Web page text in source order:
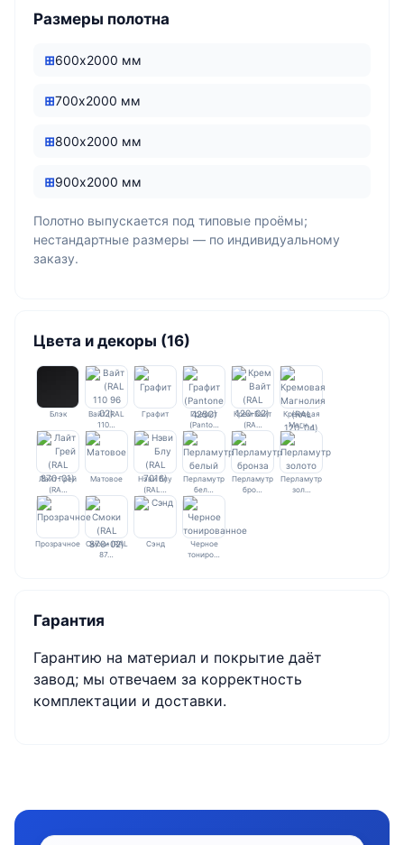
Размеры полотна
600х2000 мм
700х2000 мм
800х2000 мм
900х2000 мм
Полотно выпускается под типовые проёмы;
нестандартные размеры — по индивидуальному
заказу.
Цвета и декоры (16)
Блэк
Вайт (RAL
110…
Графит
Графит
(Panto…
Крем Вайт
(RA…
Кремовая
Магн…
Лайт Грей
(RA…
Матовое
Нэви Блу
(RAL…
Перламутр
бел…
Перламутр
бро…
Перламутр
зол…
Прозрачное Смоки (RAL
87…
Сэнд
Черное
тониро…
Гарантия
Гарантию на материал и покрытие даёт
завод; мы отвечаем за корректность
комплектации и доставки.